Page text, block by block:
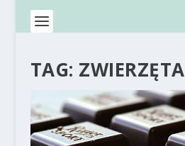
TAG: ZWIERZĘTA